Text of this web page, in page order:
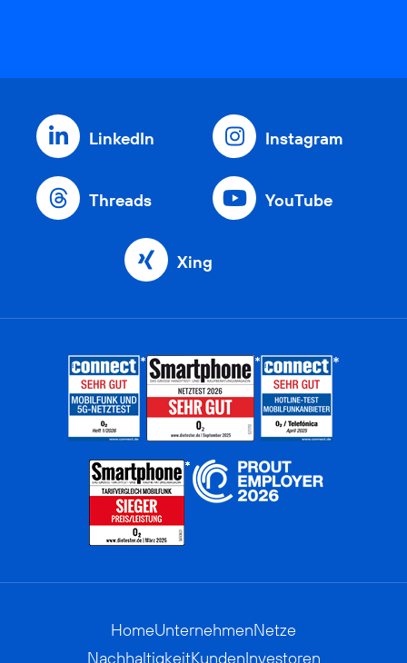
LinkedIn Instagram
Threads YouTube
Xing
HomeUnternehmenNetze
NachhaltigkeitKundenInvestoren